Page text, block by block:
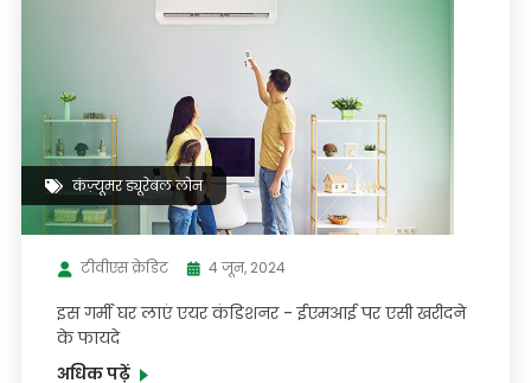
कंज़्यूमर ड्यूरेबल लोन
टीवीएस क्रेडिट 4 जून, 2024
इस गर्मी घर लाएं एयर कंडिशनर - ईएमआई पर एसी खरीदने
के फायदे
अधिक पढ़ें